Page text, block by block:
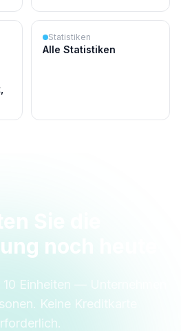
Statistiken
Alle Statistiken
noch heute
Einheiten — Unternehmen
Keine Kreditkarte